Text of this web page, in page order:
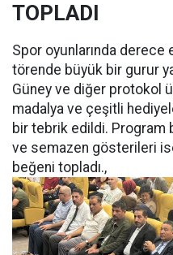
TOPLADI
Spor oyunlarında derece
törende büyük bir gurur
Güney ve diğer protokol
madalya ve çeşitli
bir tebrik edildi. Program
ve semazen gösterileri
beğeni topladı.,